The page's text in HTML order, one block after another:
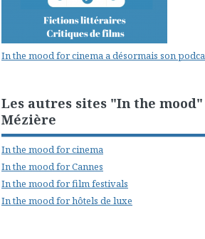
In the mood for cinema a désormais son
Les autres sites "In the
Mézière
In the mood for cinema
In the mood for Cannes
In the mood for film festivals
In the mood for hôtels de luxe